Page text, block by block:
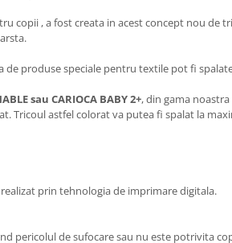
copii , a fost creata in acest concept nou de
de produse speciale pentru textile pot fi
sau CARIOCA BABY 2+, din gama
Tricoul astfel colorat va putea fi spalat la
prin tehnologia de imprimare digitala.
pericolul de sufocare sau nu este potrivita